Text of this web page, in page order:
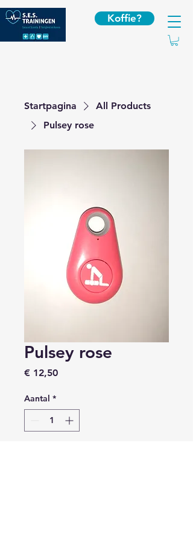
Koffie?
Startpagina
All Products
Pulsey rose
Pulsey rose
€ 12,50Prijs
Aantal *